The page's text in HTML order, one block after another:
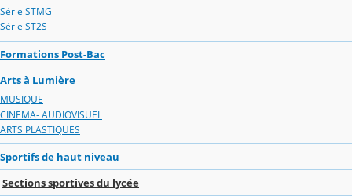
Série STMG
Série ST2S
Formations Post-Bac
Arts à Lumière
MUSIQUE
CINEMA- AUDIOVISUEL
ARTS PLASTIQUES
Sportifs de haut niveau
Sections sportives du lycée